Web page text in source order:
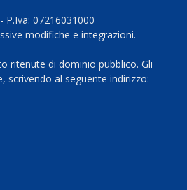
07216031000
modifiche e integrazioni.
ritenute di dominio pubblico. Gli
al seguente indirizzo: